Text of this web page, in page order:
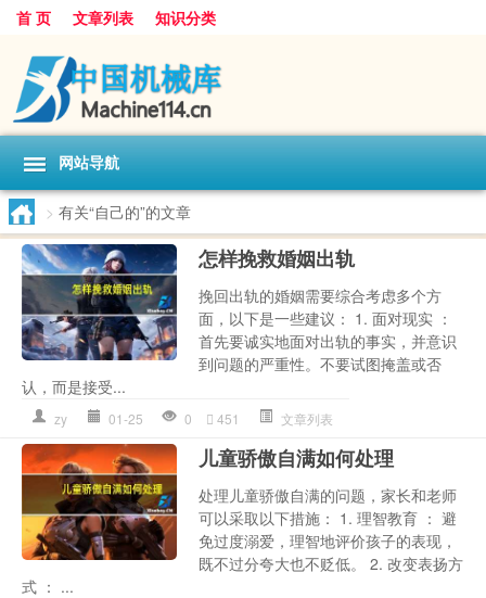
首 页 文章列表 知识分类
网站导航
> 有关“自己的”的文章
怎样挽救婚姻出轨
挽回出轨的婚姻需要综合考虑多个方
面，以下是一些建议： 1. 面对现实 ：
首先要诚实地面对出轨的事实，并意识
到问题的严重性。不要试图掩盖或否
认，而是接受...
zy 01-25 0 451 文章列表
儿童骄傲自满如何处理
处理儿童骄傲自满的问题，家长和老师
可以采取以下措施： 1. 理智教育 ： 避
免过度溺爱，理智地评价孩子的表现，
既不过分夸大也不贬低。 2. 改变表扬方
式 ： ...